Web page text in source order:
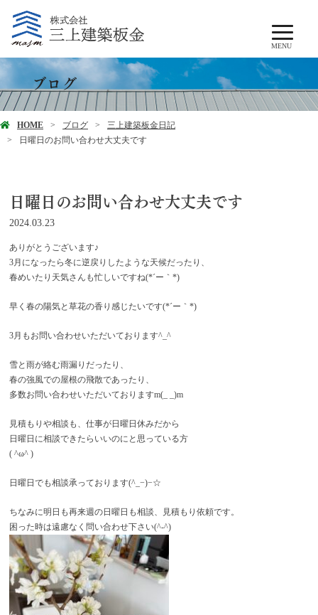
MENU
ブログ
HOME ブログ
三上建築板金日記
日曜日のお問い合わせ大丈夫です
日曜日のお問い合わせ大丈夫です
2024.03.23
ありがとうございます♪
3月になったら冬に逆戻りしたような天候だったり、
春めいたり天気さんも忙しいですね(*´ー｀*)
早く春の陽気と草花の香り感じたいです(*´ー｀*)
3月もお問い合わせいただいております^_^
雪と雨が絡む雨漏りだったり、
春の強風での屋根の飛散であったり、
多数お問い合わせいただいておりますm(_ _)m
見積もりや相談も、仕事が日曜日休みだから
日曜日に相談できたらいいのにと思っている方
( ^ω^ )
日曜日でも相談承っております(^_−)−☆
ちなみに明日も再来週の日曜日も相談、見積もり依頼です。
困った時は遠慮なく問い合わせ下さい(^-^)